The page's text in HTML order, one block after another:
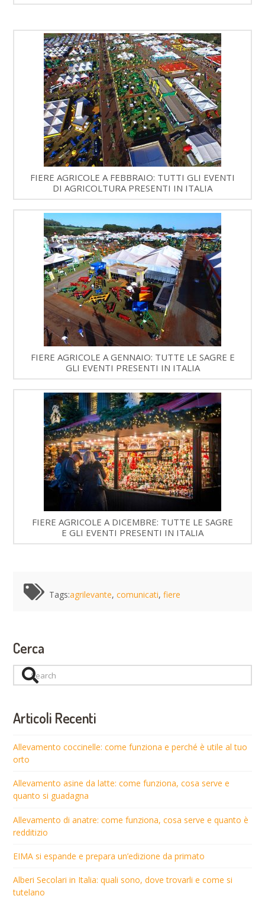
FIERE AGRICOLE A FEBBRAIO: TUTTI GLI EVENTI
DI AGRICOLTURA PRESENTI IN ITALIA
FIERE AGRICOLE A GENNAIO: TUTTE LE SAGRE E
GLI EVENTI PRESENTI IN ITALIA
FIERE AGRICOLE A DICEMBRE: TUTTE LE SAGRE
E GLI EVENTI PRESENTI IN ITALIA
Tags:agrilevante,comunicati,fiere
Cerca
Search
Articoli Recenti
Allevamento coccinelle: come funziona e perché è utile al tuo
orto
Allevamento asine da latte: come funziona, cosa serve e
quanto si guadagna
Allevamento di anatre: come funziona, cosa serve e quanto è
redditizio
EIMA si espande e prepara un’edizione da primato
Alberi Secolari in Italia: quali sono, dove trovarli e come si
tutelano